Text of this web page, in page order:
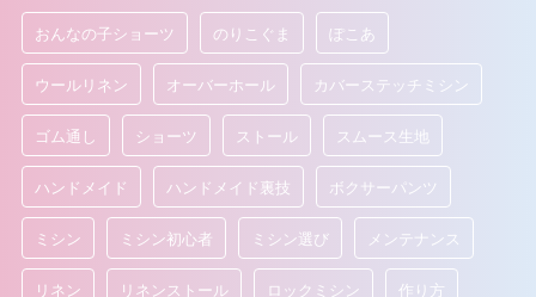
おんなの子ショーツ のりこぐま ぽこあ
ウールリネン オーバーホール カバーステッチミシン
ゴム通し ショーツ ストール スムース生地
ハンドメイド ハンドメイド裏技 ボクサーパンツ
ミシン ミシン初心者 ミシン選び メンテナンス
リネン リネンストール ロックミシン 作り方